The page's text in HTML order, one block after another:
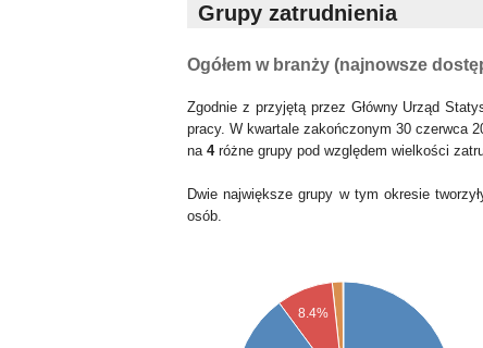
Grupy zatrudnienia
Ogółem w branży (najnowsze
Zgodnie z przyjętą przez Główny Urząd
pracy. W kwartale zakończonym 30 czerwca
na 4różne grupy pod względem wielkości
Dwie największe grupy w tym okresie
osób.
8.4%